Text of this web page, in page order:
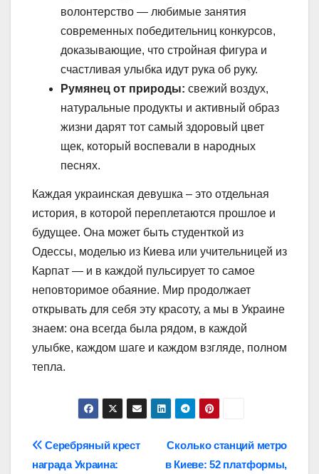
волонтерство — любимые занятия
современных победительниц конкурсов,
доказывающие, что стройная фигура и
счастливая улыбка идут рука об руку.
Румянец от природы: свежий воздух,
натуральные продукты и активный образ
жизни дарят тот самый здоровый цвет
щек, который воспевали в народных
песнях.
Каждая украинская девушка – это отдельная
история, в которой переплетаются прошлое и
будущее. Она может быть студенткой из
Одессы, моделью из Киева или учительницей из
Карпат — и в каждой пульсирует то самое
неповторимое обаяние. Мир продолжает
открывать для себя эту красоту, а мы в Украине
знаем: она всегда была рядом, в каждой
улыбке, каждом шаге и каждом взгляде, полном
тепла.
Навигация
Сколько станций метро
в Киеве: 52 платформы,
Серебряный крест
награда Украина: